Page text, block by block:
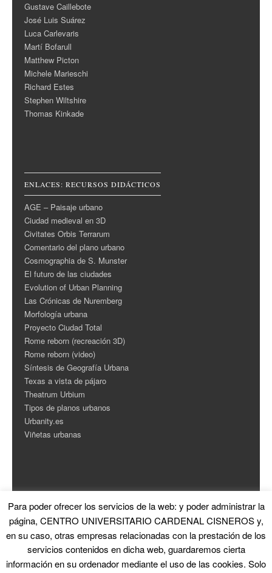
Gustave Caillebote
José Luis Suárez
Luca Carlevaris
Martí Bofarull
Matthew Picton
Michele Marieschi
Richard Estes
Stephen Wiltshire
Thomas Kinkade
ENLACES: RECURSOS DIDÁCTICOS
AGE – Paisaje urbano
Ciudad medieval en 3D
Civitates Orbis Terrarum
Comentario del plano urbano
Cosmographia de S. Munster
El futuro de las ciudades
Evolution of Urban Planning
Las Crónicas de Nuremberg
Morfología urbana
Proyecto Ciudad Total
Rome reborn (recreación 3D)
Rome reborn (video)
Síntesis de Geografía Urbana
Texas a vista de pájaro
Theatrum Urbium
Tipos de planos urbanos
Urbanity.es
Viñetas urbanas
ESTADÍSTICAS
Contador de Visitas
Para poder ofrecer los servicios de la web: y poder administrar la
página, CENTRO UNIVERSITARIO CARDENAL CISNEROS y,
en su caso, otras empresas relacionadas con la prestación de los
servicios contenidos en dicha web, guardaremos cierta
información en su ordenador mediante el uso de las cookies. Solo